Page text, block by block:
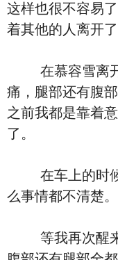
这样也很不容易
着其他的人离开
在慕容雪离开
痛，腿部还有腹
之前我都是靠着
了。
在车上的时候
么事情都不清楚。
等我再次醒来